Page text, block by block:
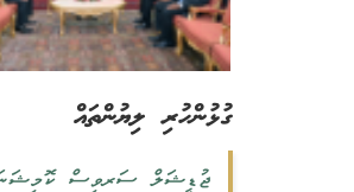
ގުޅުންހުރި ލިޔުންތައް
ޖުޑީޝަލް ސަރވިސް